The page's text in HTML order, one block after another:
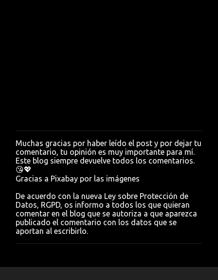
P
u
b
l
i
a
r
u
n
c
o
n
Muchas gracias por haber leído el post y por dejar tu
comentario, tu opinión es muy importante para mí.
Este blog siempre devuelve todos los comentarios.
😘💖
Gracias a Pixabay por las imágenes
De acuerdo con la nueva Ley sobre Protección de
Datos, RGPD, os informo a todos los que quieran
comentar en el blog que se autoriza a que aparezca
publicado el comentario con los datos que se
aportan al escribirlo.